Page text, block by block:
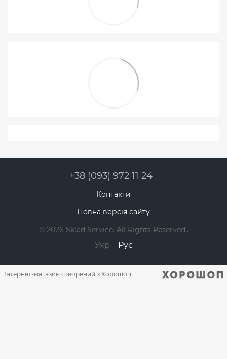
+38 (093) 972 11 24
Контакти
Повна версія сайту
© 2026 Sklad Service. All Rights Reserved..
Укр Рус
Інтернет-магазин створений з Хорошоп